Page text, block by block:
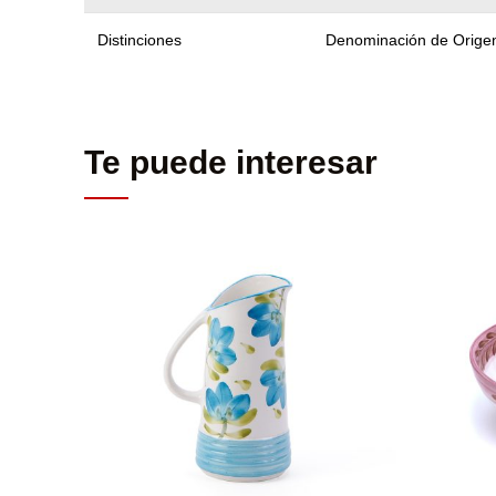
Distinciones Denominación de
Te puede interesar